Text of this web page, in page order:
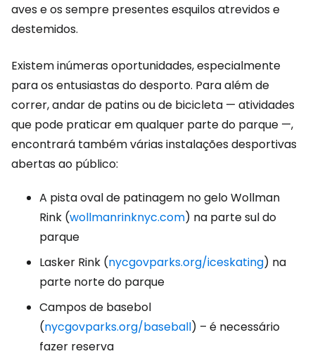
aves e os sempre presentes esquilos atrevidos e
destemidos.
Existem inúmeras oportunidades, especialmente
para os entusiastas do desporto. Para além de
correr, andar de patins ou de bicicleta — atividades
que pode praticar em qualquer parte do parque —,
encontrará também várias instalações desportivas
abertas ao público:
A pista oval de patinagem no gelo Wollman
Rink (wollmanrinknyc.com) na parte sul do
parque
Lasker Rink (nycgovparks.org/iceskating) na
parte norte do parque
Campos de basebol
(nycgovparks.org/baseball) – é necessário
fazer reserva